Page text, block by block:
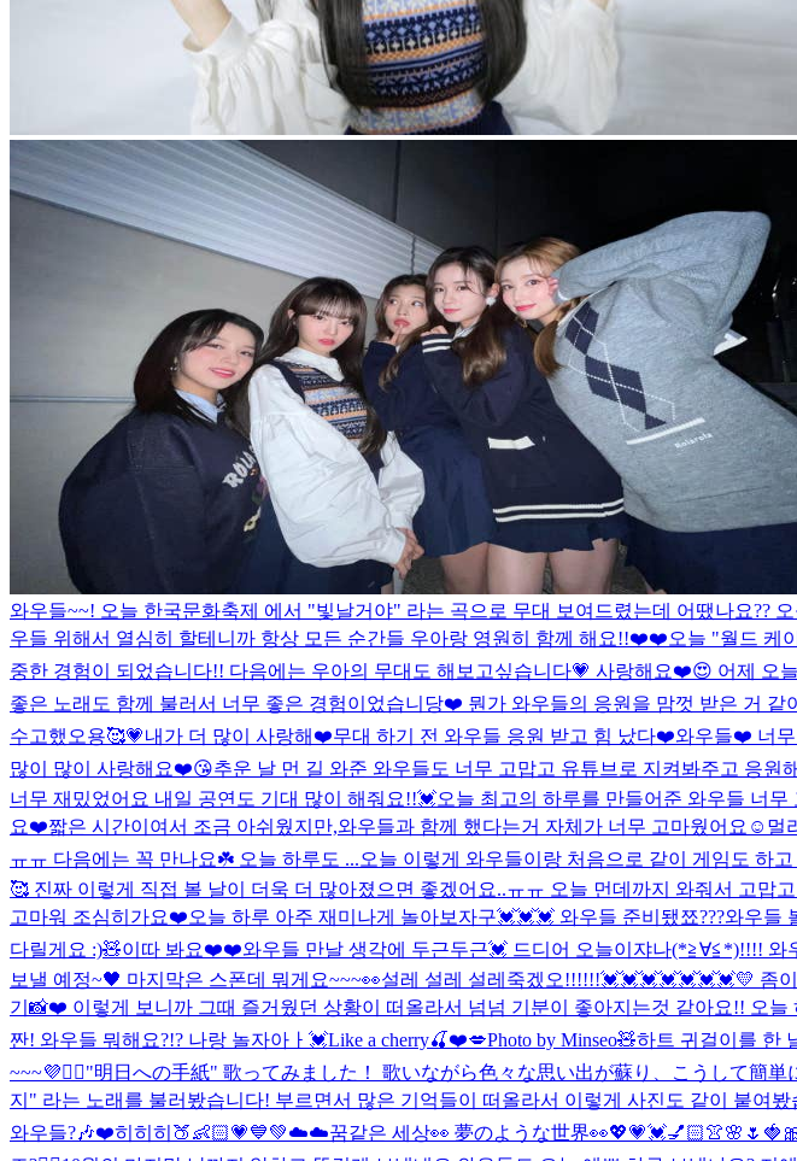
와우들~~! 오늘 한국문화축제 에서 "빛날거야" 라는 곡으로 무대 보여드렸는데 어땠나요??
우들 위해서 열심히 할테니까 항상 모든 순간들 우아랑 영원히 함께 해요!!❤️❤️오늘 "월드 케
중한 경험이 되었습니다!! 다음에는 우아의 무대도 해보고싶습니다💗 사랑해요❤️😍 어제 오
좋은 노래도 함께 불러서 너무 좋은 경험이었습니당❤️ 뭔가 와우들의 응원을 맘껏 받은 거
수고했오용🥰💗내가 더 많이 사랑해❤️무대 하기 전 와우들 응원 받고 힘 났다❤️와우들❤️ 너무
많이 많이 사랑해요❤️😘추운 날 먼 길 와준 와우들도 너무 고맙고 유튜브로 지켜봐주고 응
너무 재밌었어요 내일 공연도 기대 많이 해줘요!!💓오늘 최고의 하루를 만들어준 와우들 너
요❤️짧은 시간이여서 조금 아쉬웠지만,와우들과 함께 했다는거 자체가 너무 고마웠어요☺️
ㅠㅠ 다음에는 꼭 만나요☘️ 오늘 하루도 ...오늘 이렇게 와우들이랑 처음으로 같이 게임도 하
🥰 진짜 이렇게 직접 볼 날이 더욱 더 많아졌으면 좋겠어요..ㅠㅠ 오늘 먼데까지 와줘서 고
고마워 조심히가요❤️오늘 하루 아주 재미나게 놀아보자구💓💓💓 와우들 준비됐쬬???와우들
다릴게요 :)🧸이따 봐요❤️❤️와우들 만날 생각에 두근두근💓 드디어 오늘이쟈나(*≧∀≦*)!!!! 와
보낼 예정~🖤 마지막은 스폰데 뭐게요~~~👀설레 설레 설레죽겠오!!!!!!💓💓💓💓💓💓💓💛 좀
기📸❤️ 이렇게 보니까 그때 즐거웠던 상황이 떠올라서 넘넘 기분이 좋아지는것 같아요!! 오
짠! 와우들 뭐해요?!? 나랑 놀자아ㅏ💓Like a cherry🍒❤️💋Photo by Minseo🧸하트 귀걸이를 한
~~~💜🙆‍♀️"明日への手紙" 歌ってみました！ 歌いながら色々な思い出が蘇り、こうして簡
지" 라는 노래를 불러봤습니다! 부르면서 많은 기억들이 떠올라서 이렇게 사진도 같이 붙여
와우들?🎶❤️히히히🍑👶🏻💗💙💚☁️☁️꿈같은 세상👀 夢のような世界👀